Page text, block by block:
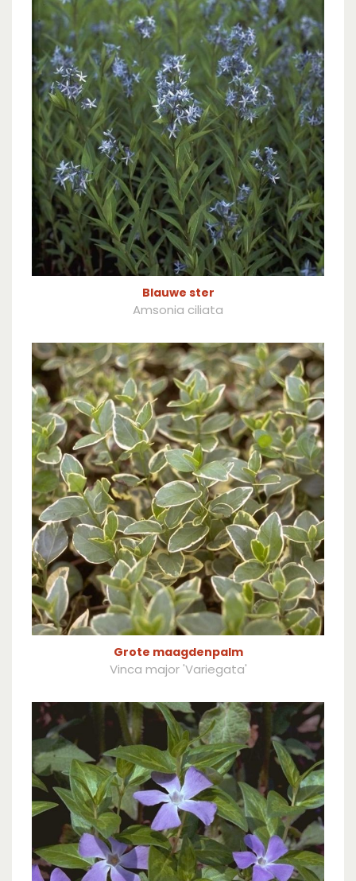
Blauwe ster
Amsonia ciliata
Grote maagdenpalm
Vinca major 'Variegata'